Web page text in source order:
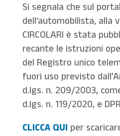
Si segnala che sul
dell’automobilista, alla
CIRCOLARI è stata
recante le istruzioni
del Registro unico
fuori uso previsto
d.lgs. n. 209/2003,
d.lgs. n. 119/2020, e
CLICCA QUI per